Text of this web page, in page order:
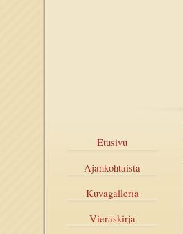
Etusivu
Ajankohtaista
Kuvagalleria
Vieraskirja